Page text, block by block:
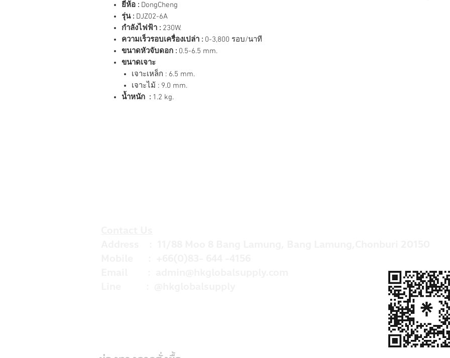
ยี่ห้อ : DongCheng
รุ่น : DJZ02-6A
กำลังไฟฟ้า : 230W.
ความเร็วรอบเครื่องเปล่า : 0-3,800 รอบ/นาที
ขนาดหัวจับดอก : 0.5-6.5 mm.
ขนาดเจาะ
เจาะเหล็ก : 6.5 mm.
เจาะไม้ : 9.0 mm.
น้ำหนัก : 1.2 kg.